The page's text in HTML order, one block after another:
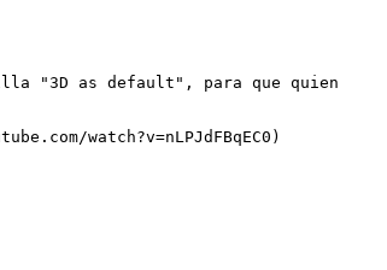
"3D as default", para que quien
watch?v=nLPJdFBqEC0)